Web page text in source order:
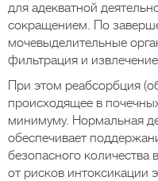
для адекватной
сокращением. По
мочевыделительные
фильтрация и
При этом реабсорбция
происходящее в
минимуму. Нормальная
обеспечивает
безопасного количества
от рисков